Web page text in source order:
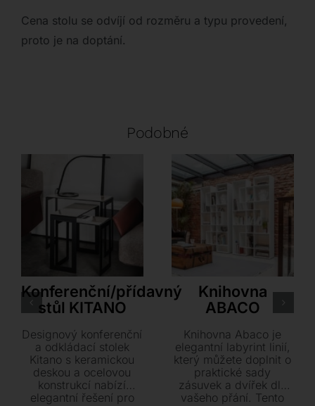
Cena stolu se odvíjí od rozměru a typu provedení,
proto je na doptání.
Podobné
Konferenční/přídavný
stůl KITANO
Designový konferenční
a odkládací stolek
Kitano s keramickou
deskou a ocelovou
konstrukcí nabízí
elegantní řešení pro
Knihovna
ABACO
Knihovna Abaco je
elegantní labyrint linií,
který můžete doplnit o
praktické sady
zásuvek a dvířek dle
vašeho přání. Tento